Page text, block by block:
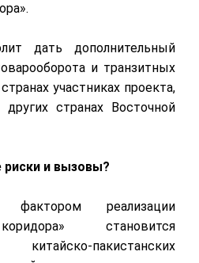
дать дополнительный
и транзитных
участниках проекта,
странах Восточной
и вызовы?
реализации
становится
пакистанских